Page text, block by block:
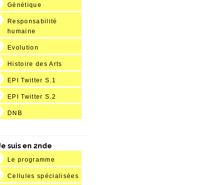
Génétique
Responsabilité
humaine
Evolution
Histoire des Arts
EPI Twitter S.1
EPI Twitter S.2
DNB
suis en 2nde
Le programme
Cellules spécialisées